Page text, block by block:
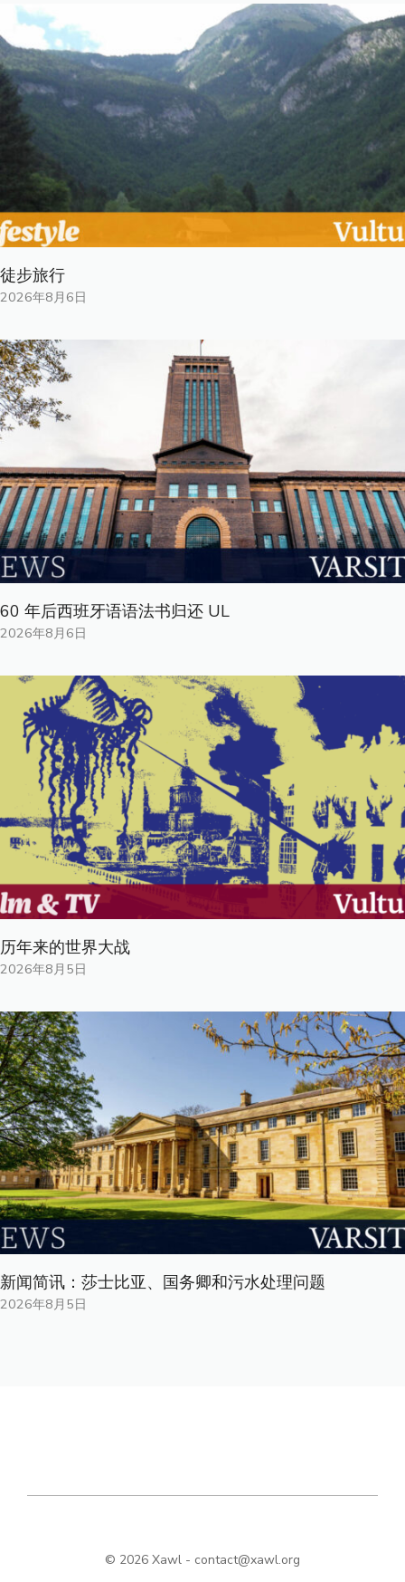
徒步旅行
2026年8月6日
60 年后西班牙语语法书归还 UL
2026年8月6日
历年来的世界大战
2026年8月5日
新闻简讯：莎士比亚、国务卿和污水处理问题
2026年8月5日
© 2026 Xawl - contact@xawl.org